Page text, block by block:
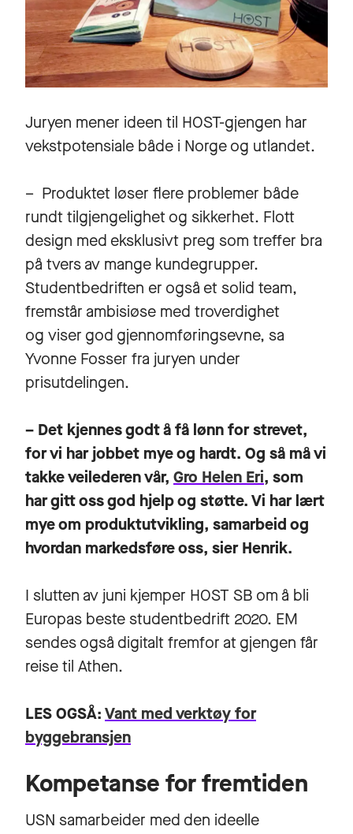
Juryen mener ideen til HOST-gjengen har
vekstpotensiale både i Norge og utlandet.
– Produktet løser flere problemer både
rundt tilgjengelighet og sikkerhet. Flott
design med eksklusivt preg som treffer bra
på tvers av mange kundegrupper.
Studentbedriften er også et solid team,
fremstår ambisiøse med troverdighet
og viser god gjennomføringsevne, sa
Yvonne Fosser fra juryen under
prisutdelingen.
– Det kjennes godt å få lønn for strevet,
for vi har jobbet mye og hardt. Og så må vi
takke veilederen vår, Gro Helen Eri, som
har gitt oss god hjelp og støtte. Vi har lært
mye om produktutvikling, samarbeid og
hvordan markedsføre oss, sier Henrik.
I slutten av juni kjemper HOST SB om å bli
Europas beste studentbedrift 2020. EM
sendes også digitalt fremfor at gjengen får
reise til Athen.
LES OGSÅ:Vant med verktøy for
byggebransjen
Kompetanse for fremtiden
USN samarbeider med den ideelle